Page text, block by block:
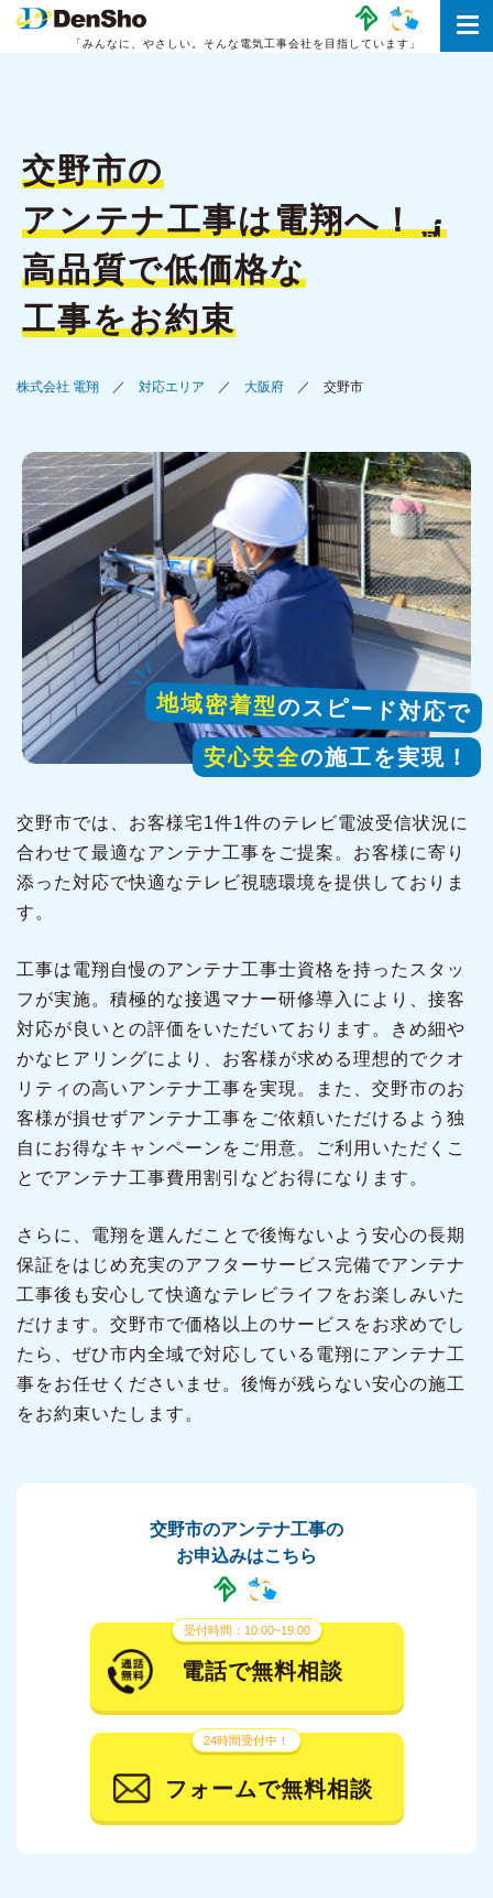
「みんなに、やさしい。 そんな電気工事会社を目指しています」
交野市の
アンテナ工事は電翔へ！
高品質で低価格な
工事をお約束
株式会社 電翔 対応エリア 大阪府 交野市
地域密着型のスピード対応で
安心安全の施工を実現！
交野市では、お客様宅1件1件のテレビ電波受信状況に
合わせて最適なアンテナ工事をご提案。お客様に寄り
添った対応で快適なテレビ視聴環境を提供しておりま
す。
工事は電翔自慢のアンテナ工事士資格を持ったスタッ
フが実施。積極的な接遇マナー研修導入により、接客
対応が良いとの評価をいただいております。きめ細や
かなヒアリングにより、お客様が求める理想的でクオ
リティの高いアンテナ工事を実現。また、交野市のお
客様が損せずアンテナ工事をご依頼いただけるよう独
自にお得なキャンペーンをご用意。ご利用いただくこ
とでアンテナ工事費用割引などお得になります。
さらに、電翔を選んだことで後悔ないよう安心の長期
保証をはじめ充実のアフターサービス完備でアンテナ
工事後も安心して快適なテレビライフをお楽しみいた
だけます。交野市で価格以上のサービスをお求めでし
たら、ぜひ市内全域で対応している電翔にアンテナ工
事をお任せくださいませ。後悔が残らない安心の施工
をお約束いたします。
交野市のアンテナ工事の
お申込みはこちら
受付時間：10:00~19:00
電話で無料相談
24時間受付中！
フォームで無料相談